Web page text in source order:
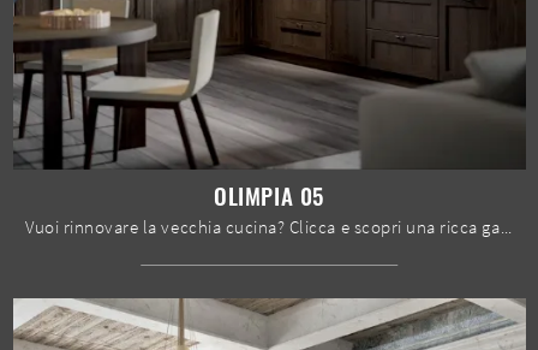
OLIMPIA 05
Vuoi rinnovare la vecchia cucina? Clicca e scopri una ricca gamma di soluzioni tradizionali ad angolo: Olimpia 05 ti aspetta!